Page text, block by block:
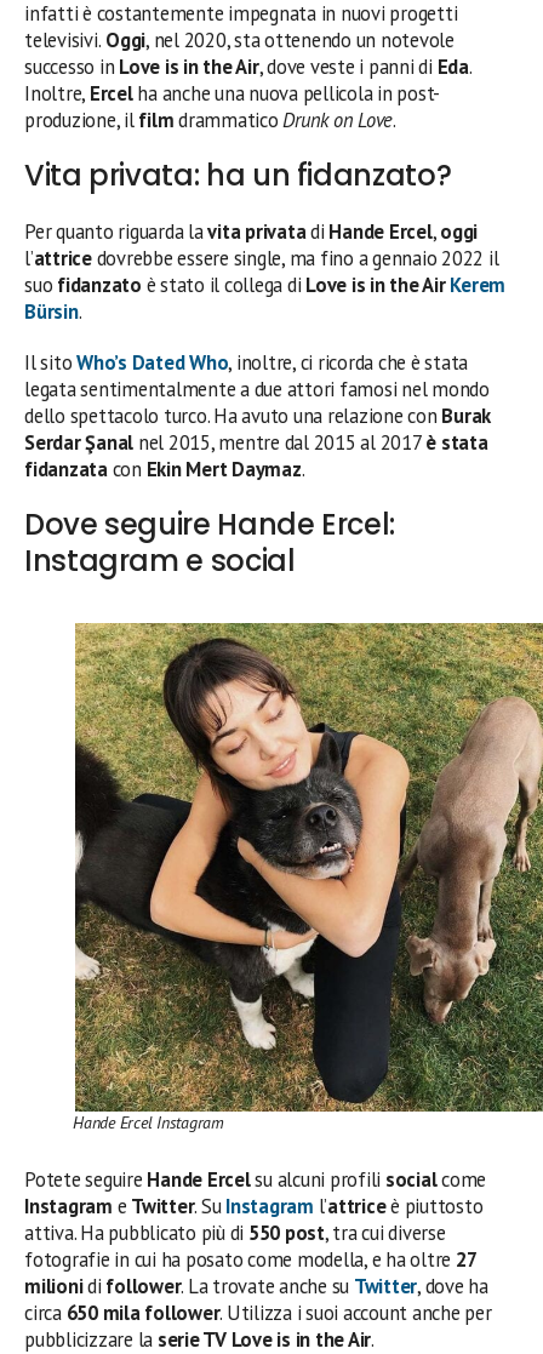
infatti è costantemente impegnata in nuovi progetti
televisivi. Oggi, nel 2020, sta ottenendo un notevole
successo in Love is in the Air, dove veste i panni di Eda.
Inoltre, Ercelha anche una nuova pellicola in post-
produzione, ilfilmdrammaticoDrunk on Love.
Vita privata: ha un fidanzato?
Per quanto riguarda lavita privatadi Hande Ercel,oggi
l’attricedovrebbe essere single, ma fino a gennaio 2022 il
suo fidanzato è stato il collega di Love is in the AirKerem
Bürsin.
Il sitoWho’s Dated Who, inoltre, ci ricorda che è stata
legata sentimentalmente a due attori famosi nel mondo
dello spettacolo turco. Ha avuto una relazione con Burak
Serdar Şanal nel 2015, mentre dal 2015 al 2017è stata
fidanzatacon Ekin Mert Daymaz.
Dove seguire Hande Ercel:
Instagram e social
Hande Ercel Instagram
Potete seguire Hande Ercelsu alcuni profili socialcome
Instagram e Twitter. SuInstagram l’attriceè piuttosto
attiva. Ha pubblicato più di 550 post, tra cui diverse
fotografie in cui ha posato come modella, e ha oltre 27
milionidi follower. La trovate anche su Twitter, dove ha
circa 650 mila follower. Utilizza i suoi account anche per
pubblicizzare la serie TV Love is in the Air.